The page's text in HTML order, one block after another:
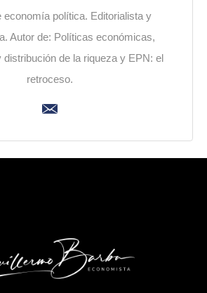
economía política. Editorialista y
Autor de: Políticas económicas,
distribución de la riqueza y EPN: el
retroceso.